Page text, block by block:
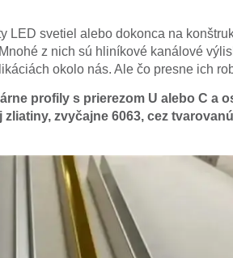
LED svetiel alebo dokonca na
z nich sú hliníkové kanálové
okolo nás. Ale čo presne ich
profily s prierezom U alebo C a
zvyčajne 6063, cez